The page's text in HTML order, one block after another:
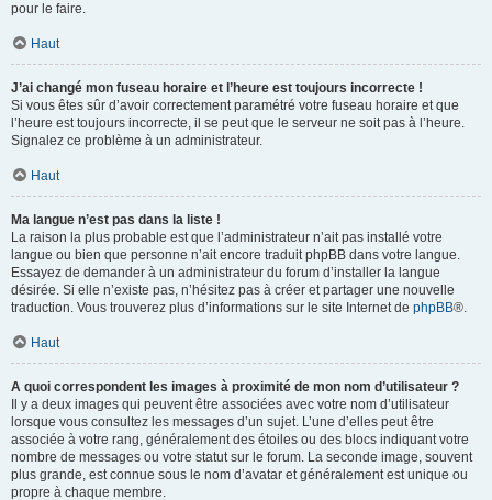
pour le faire.
Haut
J’ai changé mon fuseau horaire et l’heure est toujours incorrecte !
Si vous êtes sûr d’avoir correctement paramétré votre fuseau horaire et que
l’heure est toujours incorrecte, il se peut que le serveur ne soit pas à l’heure.
Signalez ce problème à un administrateur.
Haut
Ma langue n’est pas dans la liste !
La raison la plus probable est que l’administrateur n’ait pas installé votre
langue ou bien que personne n’ait encore traduit phpBB dans votre langue.
Essayez de demander à un administrateur du forum d’installer la langue
désirée. Si elle n’existe pas, n’hésitez pas à créer et partager une nouvelle
traduction. Vous trouverez plus d’informations sur le site Internet de phpBB®.
Haut
A quoi correspondent les images à proximité de mon nom d’utilisateur ?
Il y a deux images qui peuvent être associées avec votre nom d’utilisateur
lorsque vous consultez les messages d’un sujet. L’une d’elles peut être
associée à votre rang, généralement des étoiles ou des blocs indiquant votre
nombre de messages ou votre statut sur le forum. La seconde image, souvent
plus grande, est connue sous le nom d’avatar et généralement est unique ou
propre à chaque membre.